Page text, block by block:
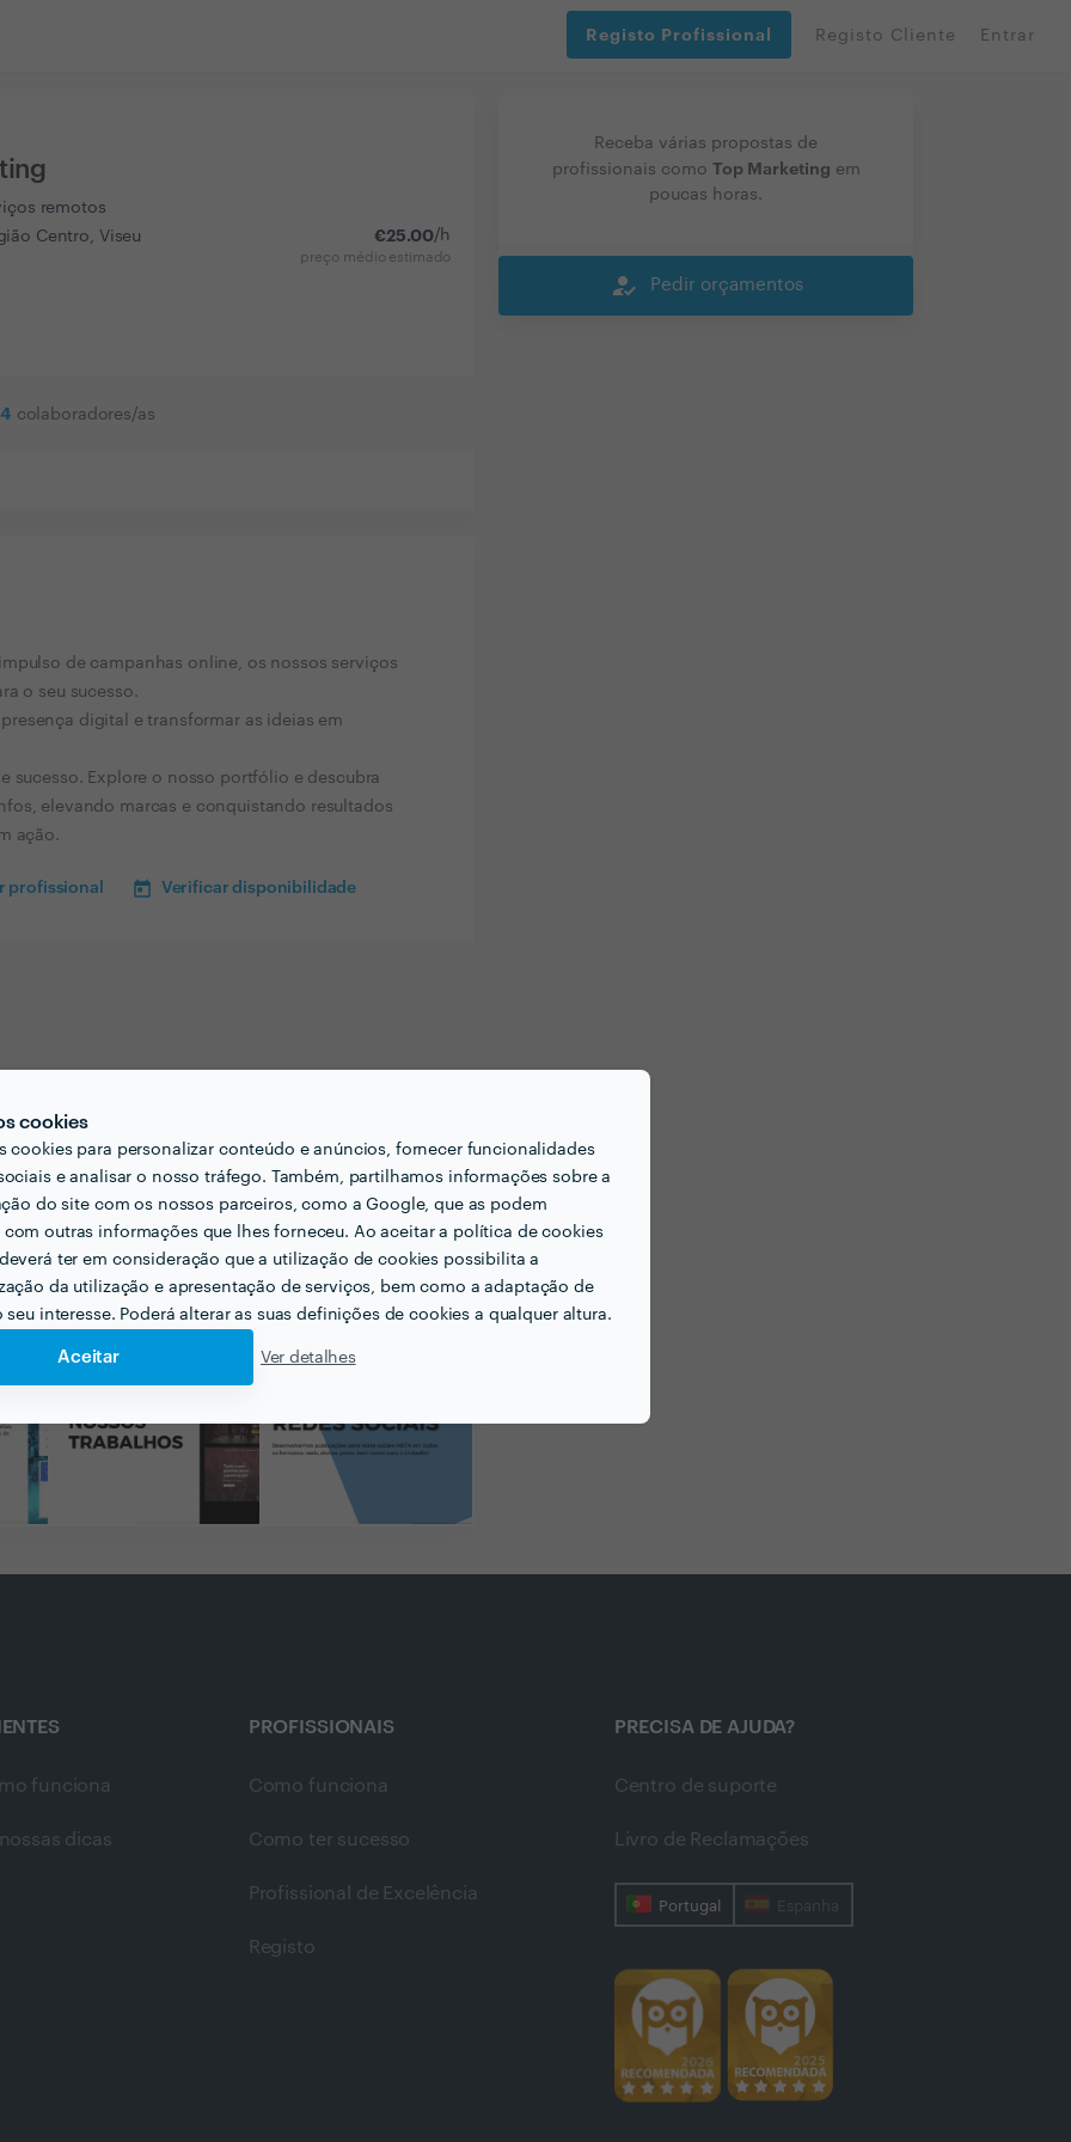
cookies
cookies para personalizar conteúdo e anúncios, fornecer funcionalidades
e analisar o nosso tráfego. Também, partilhamos informações sobre a
do site com os nossos parceiros, como a Google, que as podem
outras informações que lhes forneceu. Ao aceitar a política de cookies
ter em consideração que a utilização de cookies possibilita a
da utilização e apresentação de serviços, bem como a adaptação de
seu interesse. Poderá alterar as suas definições de cookies a qualquer altura.
Aceitar Ver detalhes
Registo Profissional Registo Cliente Entrar
remotos
Centro, Viseu
€25.00/h
preço médio estimado
4 colaboradores/as
de campanhas online, os nossos serviços
o seu sucesso.
digital e transformar as ideias em
sucesso. Explore o nosso portfólio e descubra
elevando marcas e conquistando resultados
ação.
profissional Verificar disponibilidade
Receba várias propostas de
profissionais como Top Marketing em
poucas horas.
how_to_reg Pedir orçamentos
funciona
dicas
PROFISSIONAIS
Como funciona
Como ter sucesso
Profissional de Excelência
Registo
PRECISA DE AJUDA?
Centro de suporte
Livro de Reclamações
Portugal Espanha